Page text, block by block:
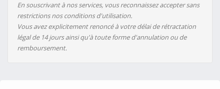
En souscrivant à nos services, vous reconnaissez accepter sans
restrictions nos conditions d'utilisation.
Vous avez explicitement renoncé à votre délai de rétractation
légal de 14 jours ainsi qu'à toute forme d'annulation ou de
remboursement.